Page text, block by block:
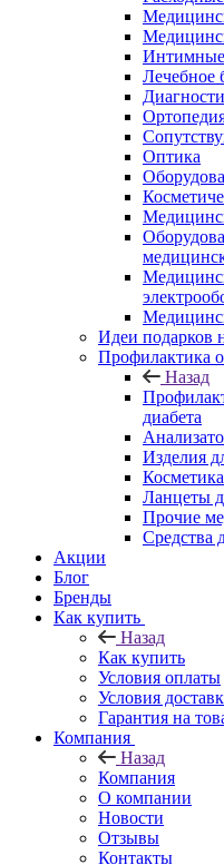
Интимные
Лечебное
Оптика
Идеи подарков
Профилактика
Назад
диабета
Изделия
Ланцеты
Прочие
Средства
Акции
Блог
Бренды
Как купить
Назад
Как купить
Условия оплаты
Условия
Гарантия на
Компания
Назад
Компания
О компании
Новости
Отзывы
Контакты